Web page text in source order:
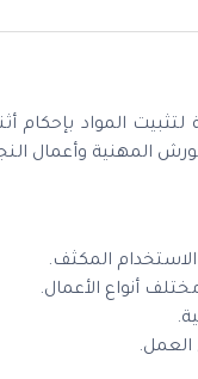
المواد بإحكام
المهنية وأعمال
المكثف.
أنواع الأعمال.
العمل.